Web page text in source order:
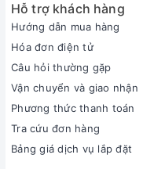
Hình ảnh thực tế của máy
Hỗ trợ khách hàng
Hướng dẫn mua hàng
Hóa đơn điện tử
Câu hỏi thường gặp
Vận chuyển và giao nhận
Phương thức thanh toán
Tra cứu đơn hàng
Bảng giá dịch vụ lắp đặt